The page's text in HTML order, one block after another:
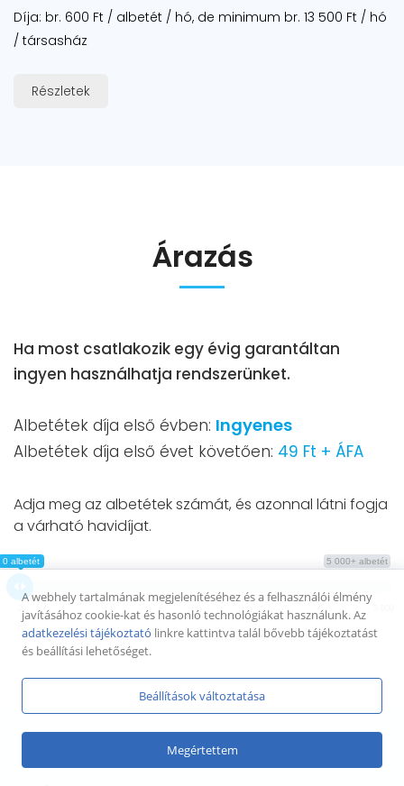
Díja: br. 600 Ft / albetét / hó, de minimum br. 13 500 Ft / hó
/ társasház
Részletek
Árazás
Ha most csatlakozik egy évig garantáltan
ingyen használhatja rendszerünket.
Albetétek díja első évben: Ingyenes
Albetétek díja első évet követően: 49 Ft + ÁFA
Adja meg az albetétek számát, és azonnal látni fogja
a várható havidíjat.
5 000+ albetét
0 albetét
A webhely tartalmának megjelenítéséhez és a felhasználói élmény
javításához cookie-kat és hasonló technológiákat használunk. Az
adatkezelési tájékoztató linkre kattintva talál bővebb tájékoztatást
és beállítási lehetőséget.
Beállítások változtatása
Megértettem